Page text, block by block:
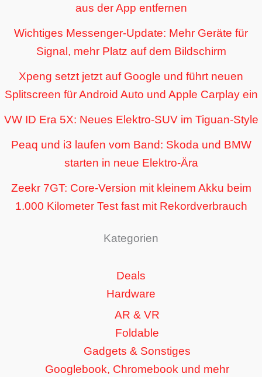
aus der App entfernen
Wichtiges Messenger-Update: Mehr Geräte für
Signal, mehr Platz auf dem Bildschirm
Xpeng setzt jetzt auf Google und führt neuen
Splitscreen für Android Auto und Apple Carplay ein
VW ID Era 5X: Neues Elektro-SUV im Tiguan-Style
Peaq und i3 laufen vom Band: Skoda und BMW
starten in neue Elektro-Ära
Zeekr 7GT: Core-Version mit kleinem Akku beim
1.000 Kilometer Test fast mit Rekordverbrauch
Kategorien
Deals
Hardware
AR & VR
Foldable
Gadgets & Sonstiges
Googlebook, Chromebook und mehr